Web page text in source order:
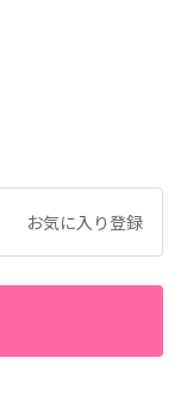
お気に入り登録